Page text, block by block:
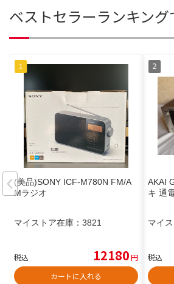
ベストセラーランキング
(美品)SONY ICF-M780N FM/A
Mラジオ
マイストア在庫： 3821
税込 12180円
カートに入れる
AKAI
キ 通
マイ
税込